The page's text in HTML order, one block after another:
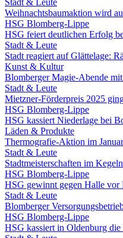
Stadt & Leute
Weihnachtsbaumaktion wird
HSG Blomberg-Lippe
HSG feiert deutlichen Erfolg
Stadt & Leute
Stadt reagiert auf Glättelage:
Kunst & Kultur
Blomberger Magie-Abende
Stadt & Leute
Mietzner-Förderpreis 2025
HSG Blomberg-Lippe
HSG kassiert Niederlage bei
Läden & Produkte
Thermografie-Aktion im
Stadt & Leute
Stadtmeisterschaften im
HSG Blomberg-Lippe
HSG gewinnt gegen Halle vor
Stadt & Leute
Blomberger
HSG Blomberg-Lippe
HSG kassiert in Oldenburg die